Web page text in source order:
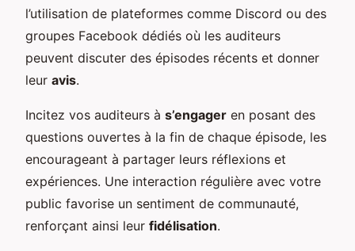
l’utilisation de plateformes comme Discord ou des
groupes Facebook dédiés où les auditeurs
peuvent discuter des épisodes récents et donner
leur avis.
Incitez vos auditeurs à s’engager en posant des
questions ouvertes à la fin de chaque épisode, les
encourageant à partager leurs réflexions et
expériences. Une interaction régulière avec votre
public favorise un sentiment de communauté,
renforçant ainsi leur fidélisation.